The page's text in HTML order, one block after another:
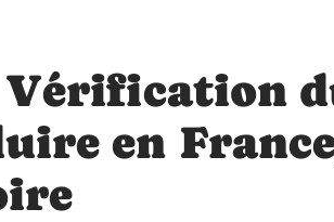
Vérification
en